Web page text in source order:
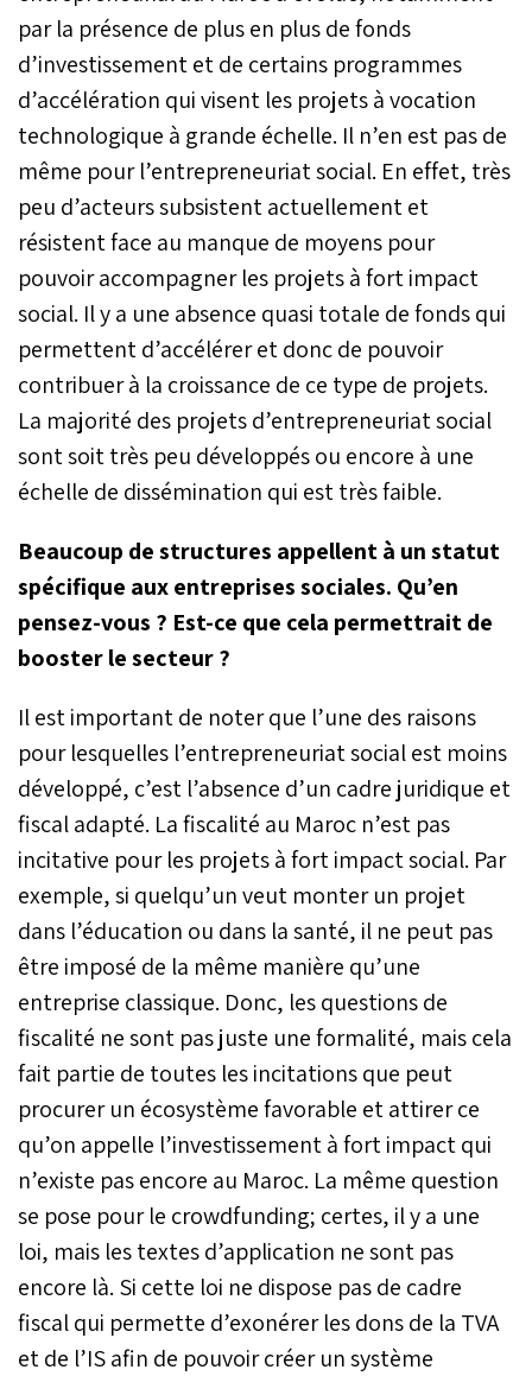
par la présence de plus en plus de fonds
d’investissement et de certains programmes
d’accélération qui visent les projets à vocation
technologique à grande échelle. Il n’en est pas de
même pour l’entrepreneuriat social. En effet, très
peu d’acteurs subsistent actuellement et
résistent face au manque de moyens pour
pouvoir accompagner les projets à fort impact
social. Il y a une absence quasi totale de fonds qui
permettent d’accélérer et donc de pouvoir
contribuer à la croissance de ce type de projets.
La majorité des projets d’entrepreneuriat social
sont soit très peu développés ou encore à une
échelle de dissémination qui est très faible.
Beaucoup de structures appellent à un statut
spécifique aux entreprises sociales. Qu’en
pensez-vous ? Est-ce que cela permettrait de
booster le secteur ?
Il est important de noter que l’une des raisons
pour lesquelles l’entrepreneuriat social est moins
développé, c’est l’absence d’un cadre juridique et
fiscal adapté. La fiscalité au Maroc n’est pas
incitative pour les projets à fort impact social. Par
exemple, si quelqu’un veut monter un projet
dans l’éducation ou dans la santé, il ne peut pas
être imposé de la même manière qu’une
entreprise classique. Donc, les questions de
fiscalité ne sont pas juste une formalité, mais cela
fait partie de toutes les incitations que peut
procurer un écosystème favorable et attirer ce
qu’on appelle l’investissement à fort impact qui
n’existe pas encore au Maroc. La même question
se pose pour le crowdfunding; certes, il y a une
loi, mais les textes d’application ne sont pas
encore là. Si cette loi ne dispose pas de cadre
fiscal qui permette d’exonérer les dons de la TVA
et de l’IS afin de pouvoir créer un système